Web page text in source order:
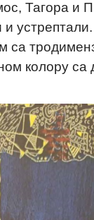
Тагора и
и
са
колору са